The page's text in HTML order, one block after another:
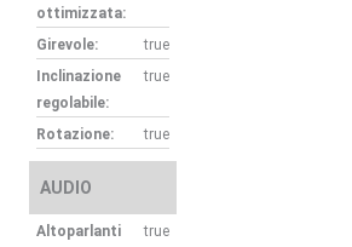
ottimizzata:
Girevole:
true
Inclinazione
regolabile:
true
Rotazione: true
AUDIO
Altoparlanti true